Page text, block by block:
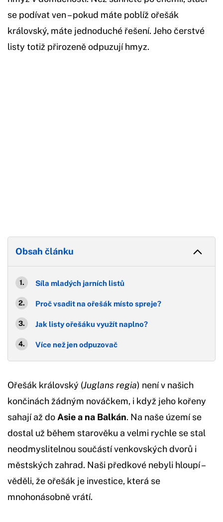
se podívat ven – pokud máte poblíž ořešák
královský, máte jednoduché řešení. Jeho čerstvé
listy totiž přirozeně odpuzují hmyz.
Obsah článku
Síla mladých jarních listů
Proč vsadit na ořešák místo spreje?
Jak listy ořešáku využít naplno?
Více než jen odpuzovač
Ořešák královský (Juglans regia) není v našich
končinách žádným nováčkem, i když jeho kořeny
sahají až doAsie a na Balkán. Na naše území se
dostal už během starověku a velmi rychle se stal
neodmyslitelnou součástí venkovských dvorů i
městských zahrad. Naši předkové nebyli hloupí –
věděli, že ořešák je investice, která se
mnohonásobně vrátí.